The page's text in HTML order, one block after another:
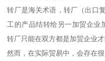
转厂是海关术语，转厂（出口
工的产品结转给另一加贸企业
转厂只能在双方都是加贸企业才
然而，在实际贸易中，会存在很